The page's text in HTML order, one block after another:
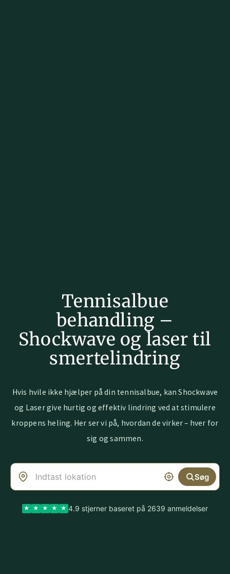
Tennisalbue
behandling –
Shockwave og laser til
smertelindring
Hvis hvile ikke hjælper på din tennisalbue, kan Shockwave
og Laser give hurtig og effektiv lindring ved at stimulere
kroppens heling. Her ser vi på, hvordan de virker – hver for
sig og sammen.
Søg
4.9 stjerner baseret på 2639 anmeldelser